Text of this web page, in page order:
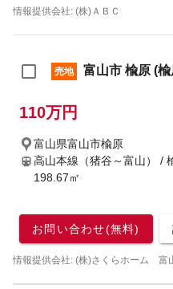
情報提供会社: (株)ＡＢＣ
売地 富山市 楡原 (
110万円
富山県富山市楡原
高山本線（猪谷～富山） /
198.67㎡
お問い合わせ(無料)
情報提供会社: (株)さくらホーム 富